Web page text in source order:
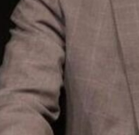
ramal ferroviario h
fusión de Viva y Vo